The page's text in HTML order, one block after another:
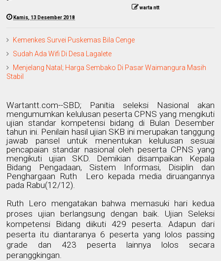
warta ntt
Kamis, 13 Desember 2018
Kemenkes Survei Puskemas Bila Cenge
Sudah Ada Wifi Di Desa Lagalete
Menjelang Natal; Harga Sembako Di Pasar Waimangura Masih
Stabil
Wartantt.com--SBD; Panitia seleksi Nasional akan
mengumumkan kelulusan peserta CPNS yang mengikuti
ujian standar kompetensi bidang di Bulan Desember
tahun ini. Penilain hasil ujian SKB ini merupakan tanggung
jawab pansel untuk menentukan kelulusan sesuai
pencapaian standar nasional oleh peserta CPNS yang
mengikuti ujian SKD. Demikian disampaikan Kepala
Bidang Pengadaan, Sistem Informasi, Disiplin dan
Penghargaan Ruth
Lero kepada media diruangannya
pada Rabu(12/12).
Ruth Lero mengatakan bahwa memasuki hari kedua
proses ujian berlangsung dengan baik. Ujian Seleksi
kompetensi Bidang diikuti 429 peserta. Adapun dari
peserta itu diantaranya 6 peserta yang lolos passing
grade dan 423 peserta lainnya lolos secara
peranggkingan.